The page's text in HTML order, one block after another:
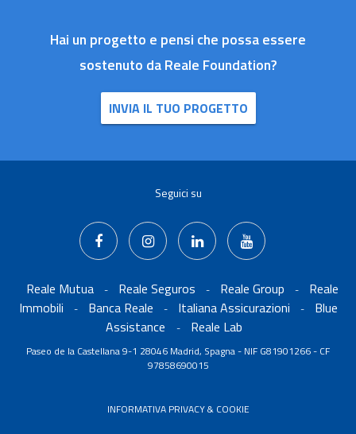
Hai un progetto e pensi che possa essere
sostenuto da Reale Foundation?
INVIA IL TUO PROGETTO
Seguici su
Reale Mutua - Reale Seguros - Reale Group -
Reale
Immobili
- Banca Reale - Italiana Assicurazioni -
Blue
Assistance
- Reale Lab
Paseo de la Castellana 9-1 28046 Madrid, Spagna - NIF G81901266 - CF
97858690015
INFORMATIVA PRIVACY & COOKIE